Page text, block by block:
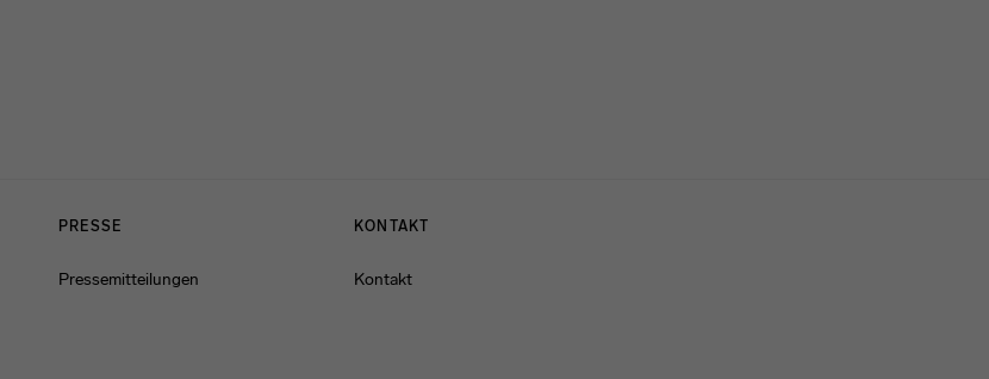
PRESSE
Pressemitteilungen
KONTAKT
Kontakt